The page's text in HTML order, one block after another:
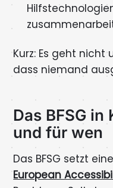
Kurz: Es geht nicht
dass niemand
Das BFSG
und für wen
Das BFSG setzt
European